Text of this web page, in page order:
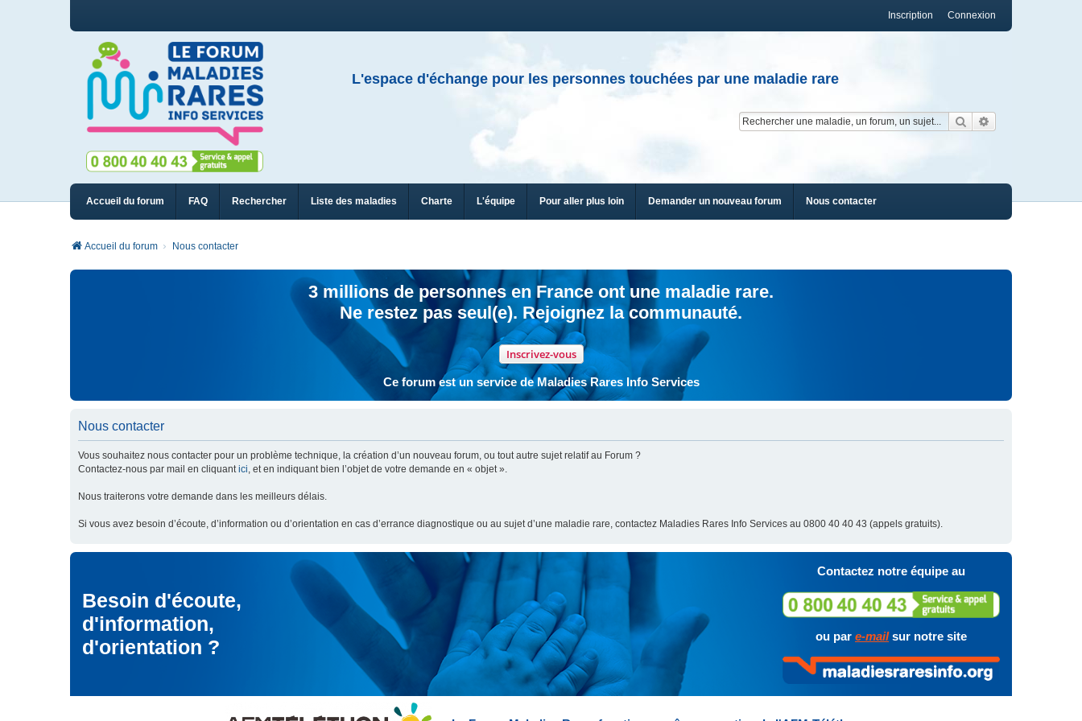
Connexion
Inscription
L'espace d'échange pour les personnes touchées par une maladie rare
Rechercher
Accueil du forum FAQ Rechercher Liste des maladies Charte L'équipe Pour aller plus loin Demander un nouveau forum Nous contacter
Accueil du forum Nous contacter
3 millions de personnes en France ont une maladie rare.
Ne restez pas seul(e). Rejoignez la communauté.
Inscrivez-vous
Ce forum est un service de Maladies Rares Info Services
Nous contacter
Vous souhaitez nous contacter pour un problème technique, la création d’un nouveau forum, ou tout autre sujet relatif au Forum ?
Contactez-nous par mail en cliquantici, et en indiquant bien l’objet de votre demande en « objet ».
Nous traiterons votre demande dans les meilleurs délais.
Si vous avez besoin d’écoute, d’information ou d’orientation en cas d’errance diagnostique ou au sujet d’une maladie rare, contactez Maladies Rares Info Services au 0800 40 40 43 (appels gratuits).
Besoin d'écoute,
d'information,
d'orientation ?
Contactez notre équipe au
ou par e-mailsur notre site